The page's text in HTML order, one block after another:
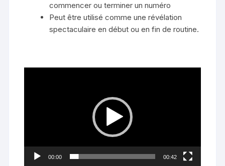
commencer ou terminer un numéro
Peut être utilisé comme une révélation
spectaculaire en début ou en fin de routine.
00:00 00:42